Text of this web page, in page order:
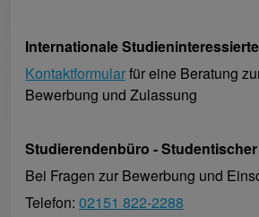
Internationale Studieninteressierte
Kontaktformularfür eine Beratung
Bewerbung und Zulassung
Studierendenbüro -
Bei Fragen zur Bewerbung und
Telefon: 02151 822-2288